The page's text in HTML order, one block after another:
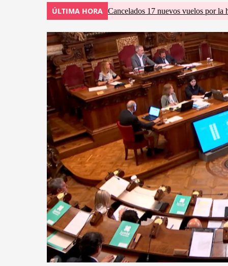
ÚLTIMA HORA Cancelados 17 nuevos vuelos por la